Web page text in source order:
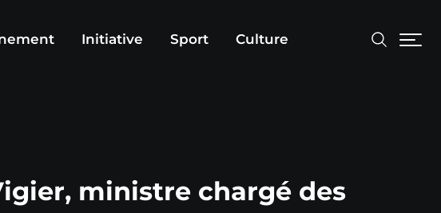
Initiative Sport Culture
ministre chargé des